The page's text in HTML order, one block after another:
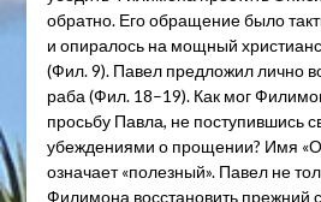
обратно. Его обращение было
и опиралось на мощный
(Фил. 9). Павел предложил лично
раба (Фил. 18–19). Как мог
просьбу Павла, не поступившись
убеждениями о прощении? Имя
означает «полезный». Павел не
Филимона восстановить прежний